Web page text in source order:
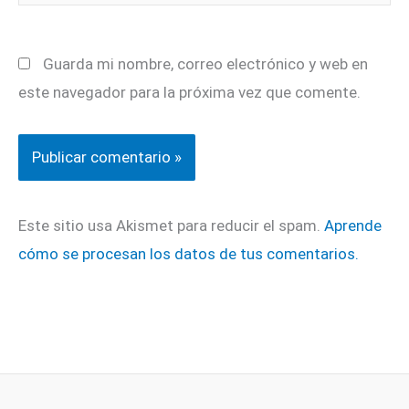
Guarda mi nombre, correo electrónico y web en
este navegador para la próxima vez que comente.
Este sitio usa Akismet para reducir el spam. Aprende
cómo se procesan los datos de tus comentarios.